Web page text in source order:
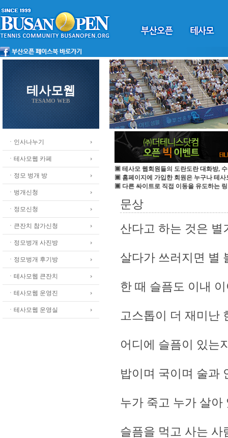
테사모웹
TESAMO WEB
ㆍ인사나누기
ㆍ테사모웹 카페
ㆍ정모 벙개 방
ㆍ벙개신청
ㆍ정모신청
ㆍ큰잔치 참가신청
ㆍ정모벙개 사진방
ㆍ정모벙개 후기방
ㆍ테사모웹 큰잔치
ㆍ테사모웹 운영진
ㆍ테사모웹 운영실
▣ 테사모 웹회원들의 도란도란 대화방,
▣ 홈페이지에 가입한 회원은 누구나 테사
▣ 다른 싸이트로 직접 이동을 유도하는
문상
산다고 하는 것은 별
살다가 쓰러지면 별
한 때 슬픔도 이내
고스톱이 더 재미난
어디에 슬픔이 있는
밥이며 국이며 술과
누가 죽고 누가 살아
슬픔을 먹고 사는 사